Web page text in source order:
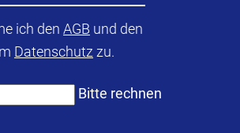
ich den AGB und den
Datenschutz zu.
Bitte rechnen